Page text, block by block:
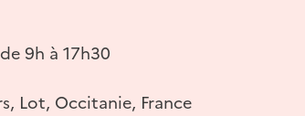
9h à 17h30
Lot, Occitanie, France